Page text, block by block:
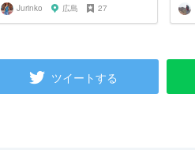
Jurinko 広島 27
ツイートする